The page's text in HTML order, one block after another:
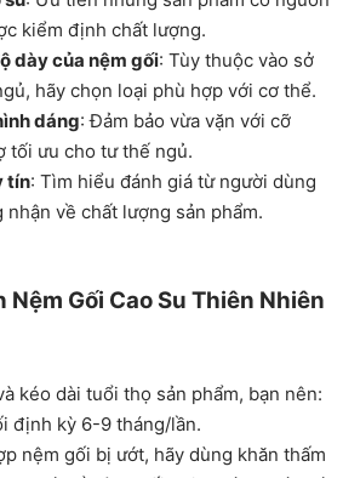
kiểm định chất lượng.
dày của nệm gối: Tùy thuộc vào sở
hãy chọn loại phù hợp với cơ thể.
dáng: Đảm bảo vừa vặn với cỡ
tối ưu cho tư thế ngủ.
tín: Tìm hiểu đánh giá từ người dùng
nhận về chất lượng sản phẩm.
Nệm Gối Cao Su Thiên Nhiên
kéo dài tuổi thọ sản phẩm, bạn nên:
định kỳ 6-9 tháng/lần.
nệm gối bị ướt, hãy dùng khăn thấm